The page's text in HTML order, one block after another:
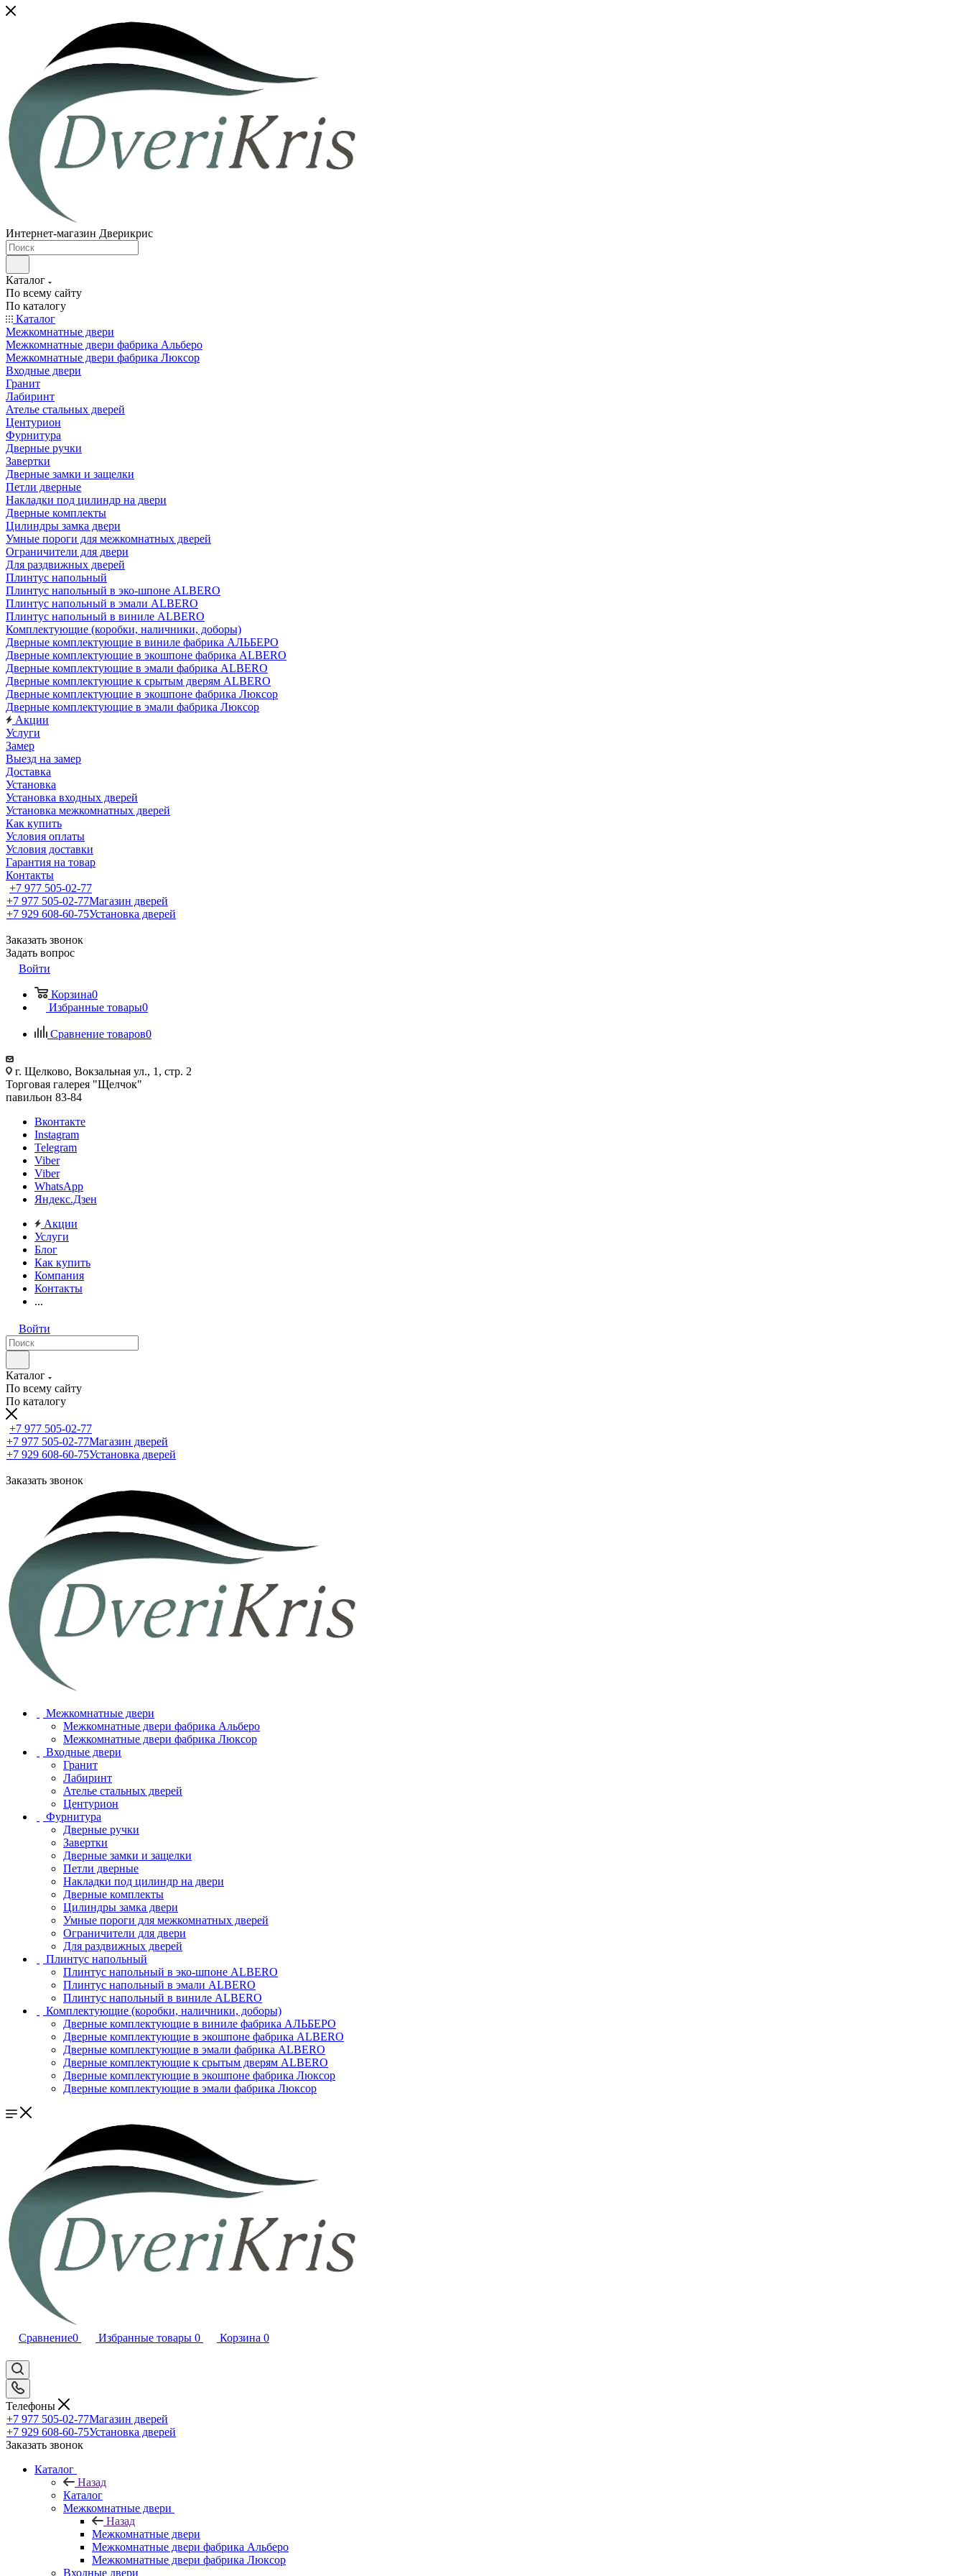
Интернет-магазин Дверикрис
Каталог
По всему сайту
По каталогу
Каталог
Межкомнатные двери
Межкомнатные двери фабрика Альберо
Межкомнатные двери фабрика Люксор
Входные двери
Гранит
Лабиринт
Ателье стальных дверей
Центурион
Фурнитура
Дверные ручки
Завертки
Дверные замки и защелки
Петли дверные
Накладки под цилиндр на двери
Дверные комплекты
Цилиндры замка двери
Умные пороги для межкомнатных дверей
Ограничители для двери
Для раздвижных дверей
Плинтус напольный
Плинтус напольный в эко-шпоне ALBERO
Плинтус напольный в эмали ALBERO
Плинтус напольный в виниле ALBERO
Комплектующие (коробки, наличники, доборы)
Дверные комплектующие в виниле фабрика АЛЬБЕРО
Дверные комплектующие в экошпоне фабрика ALBERO
Дверные комплектующие в эмали фабрика ALBERO
Дверные комплектующие к срытым дверям ALBERO
Дверные комплектующие в экошпоне фабрика Люксор
Дверные комплектующие в эмали фабрика Люксор
Акции
Услуги
Замер
Выезд на замер
Доставка
Установка
Установка входных дверей
Установка межкомнатных дверей
Как купить
Условия оплаты
Условия доставки
Гарантия на товар
Контакты
+7 977 505-02-77
+7 977 505-02-77Магазин дверей
+7 929 608-60-75Установка дверей
Заказать звонок
Задать вопрос
Войти
Корзина0
Избранные товары0
Сравнение товаров0
г. Щелково, Вокзальная ул., 1, стр. 2
Торговая галерея "Щелчок"
павильон 83-84
Вконтакте
Instagram
Telegram
Viber
Viber
WhatsApp
Яндекс.Дзен
Акции
Услуги
Блог
Как купить
Компания
Контакты
...
Войти
Каталог
По всему сайту
По каталогу
+7 977 505-02-77
+7 977 505-02-77Магазин дверей
+7 929 608-60-75Установка дверей
Заказать звонок
Межкомнатные двери
Межкомнатные двери фабрика Альберо
Межкомнатные двери фабрика Люксор
Входные двери
Гранит
Лабиринт
Ателье стальных дверей
Центурион
Фурнитура
Дверные ручки
Завертки
Дверные замки и защелки
Петли дверные
Накладки под цилиндр на двери
Дверные комплекты
Цилиндры замка двери
Умные пороги для межкомнатных дверей
Ограничители для двери
Для раздвижных дверей
Плинтус напольный
Плинтус напольный в эко-шпоне ALBERO
Плинтус напольный в эмали ALBERO
Плинтус напольный в виниле ALBERO
Комплектующие (коробки, наличники, доборы)
Дверные комплектующие в виниле фабрика АЛЬБЕРО
Дверные комплектующие в экошпоне фабрика ALBERO
Дверные комплектующие в эмали фабрика ALBERO
Дверные комплектующие к срытым дверям ALBERO
Дверные комплектующие в экошпоне фабрика Люксор
Дверные комплектующие в эмали фабрика Люксор
Сравнение0 Избранные товары 0 Корзина 0
Телефоны
+7 977 505-02-77Магазин дверей
+7 929 608-60-75Установка дверей
Заказать звонок
Каталог
Назад
Каталог
Межкомнатные двери
Назад
Межкомнатные двери
Межкомнатные двери фабрика Альберо
Межкомнатные двери фабрика Люксор
Входные двери